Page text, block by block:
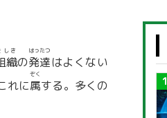
織
しき
の発達
はったつ
はよくない
れに属
ぞく
する。多くの